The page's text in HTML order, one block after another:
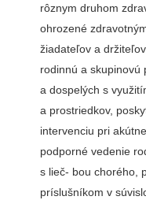
rôznym druhom
ohrozené
žiadateľov a
rodinnú a skupinovú
a dospelých s
a prostriedkov,
intervenciu pri
podporné vedenie
s lieč- bou chorého,
príslušníkom v